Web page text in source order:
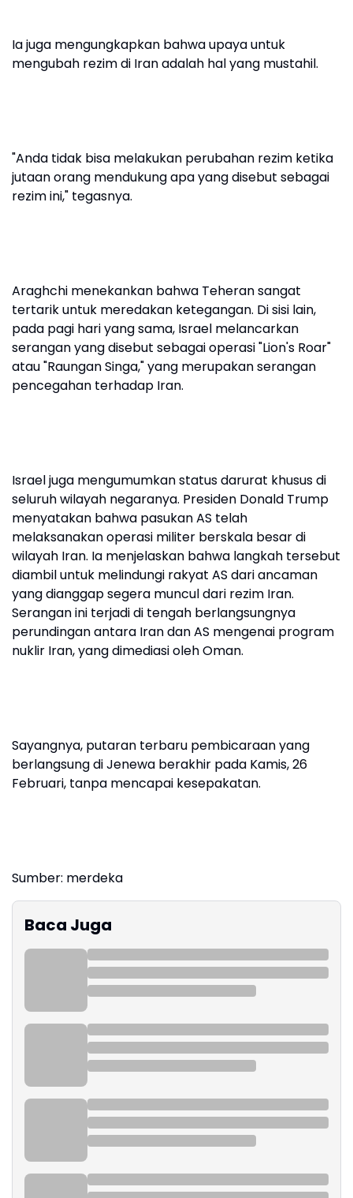
Ia juga mengungkapkan bahwa upaya untuk
mengubah rezim di Iran adalah hal yang mustahil.
"Anda tidak bisa melakukan perubahan rezim ketika
jutaan orang mendukung apa yang disebut sebagai
rezim ini," tegasnya.
Araghchi menekankan bahwa Teheran sangat
tertarik untuk meredakan ketegangan. Di sisi lain,
pada pagi hari yang sama, Israel melancarkan
serangan yang disebut sebagai operasi "Lion's Roar"
atau "Raungan Singa," yang merupakan serangan
pencegahan terhadap Iran.
Israel juga mengumumkan status darurat khusus di
seluruh wilayah negaranya. Presiden Donald Trump
menyatakan bahwa pasukan AS telah
melaksanakan operasi militer berskala besar di
wilayah Iran. Ia menjelaskan bahwa langkah tersebut
diambil untuk melindungi rakyat AS dari ancaman
yang dianggap segera muncul dari rezim Iran.
Serangan ini terjadi di tengah berlangsungnya
perundingan antara Iran dan AS mengenai program
nuklir Iran, yang dimediasi oleh Oman.
Sayangnya, putaran terbaru pembicaraan yang
berlangsung di Jenewa berakhir pada Kamis, 26
Februari, tanpa mencapai kesepakatan.
Sumber: merdeka
Baca Juga